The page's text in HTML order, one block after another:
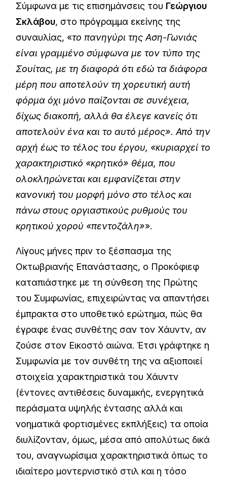
Σύμφωνα με τις επισημάνσεις του Γεώργιου
Σκλάβου, στο πρόγραμμα εκείνης της
συναυλίας, «το πανηγύρι της Αση-Γωνιάς
είναι γραμμένο σύμφωνα με τον τύπο της
Σουίτας, με τη διαφορά ότι εδώ τα διάφορα
μέρη που αποτελούν τη χορευτική αυτή
φόρμα όχι μόνο παίζονται σε συνέχεια,
δίχως διακοπή, αλλά θα έλεγε κανείς ότι
αποτελούν ένα και το αυτό μέρος». Από την
αρχή έως το τέλος του έργου, «κυριαρχεί το
χαρακτηριστικό «κρητικό» θέμα, που
ολοκληρώνεται και εμφανίζεται στην
κανονική του μορφή μόνο στο τέλος και
πάνω στους οργιαστικούς ρυθμούς του
κρητικού χορού «πεντοζάλη»».
Λίγους μήνες πριν το ξέσπασμα της
Οκτωβριανής Επανάστασης, ο Προκόφιεφ
καταπιάστηκε με τη σύνθεση της Πρώτης
του Συμφωνίας, επιχειρώντας να απαντήσει
έμπρακτα στο υποθετικό ερώτημα, πώς θα
έγραφε ένας συνθέτης σαν τον Χάυντν, αν
ζούσε στον Εικοστό αιώνα. Έτσι γράφτηκε η
Συμφωνία με τον συνθέτη της να αξιοποιεί
στοιχεία χαρακτηριστικά του Χάυντν
(έντονες αντιθέσεις δυναμικής, ενεργητικά
περάσματα υψηλής έντασης αλλά και
νοηματικά φορτισμένες εκπλήξεις) τα οποία
διυλίζονταν, όμως, μέσα από απολύτως δικά
του, αναγνωρίσιμα χαρακτηριστικά όπως το
ιδιαίτερο μοντερνιστικό στιλ και η τόσο